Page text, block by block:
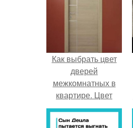
Как выбрать цвет
дверей
межкомнатных в
квартире. Цвет
межкомнатных
дверей и стиль